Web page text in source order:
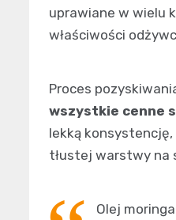
uprawiane w wielu
właściwości
Proces
wszystkie cenne
lekką
tłustej warstwy na
Olej